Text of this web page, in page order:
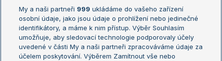
Žebříček ATP (muži)
Žebříček WTA (ženy)
Sázkařský žebříček
Australian Open
French Open
Wimbledon
US Open
My a naši partneři 999 ukládáme do vašeho zařízení
osobní údaje, jako jsou údaje o prohlížení nebo jedinečné
identifikátory, a máme k nim přístup. Výběr Souhlasím
umožňuje, aby sledovací technologie podporovaly účely
uvedené v části My a naši partneři zpracováváme údaje za
účelem poskytování. Výběrem Zamítnout vše nebo